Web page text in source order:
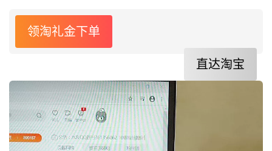
领淘礼金下单
直达淘宝